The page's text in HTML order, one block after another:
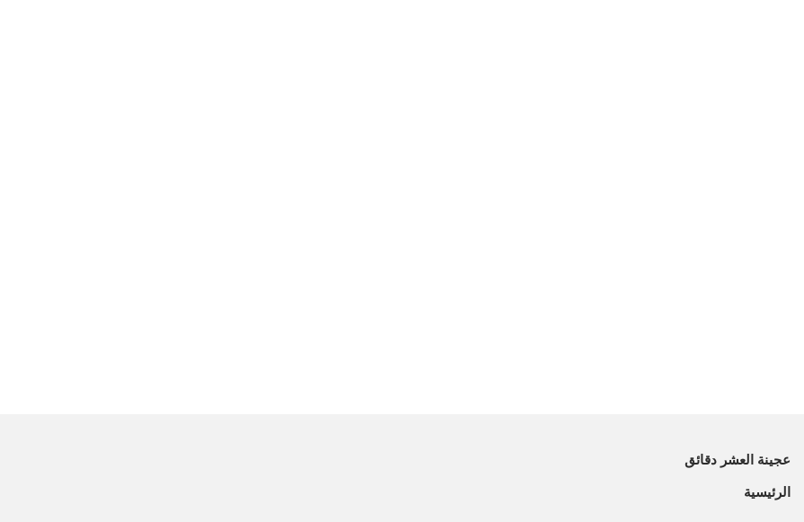
عجينة العشر دقائق
الرئيسية